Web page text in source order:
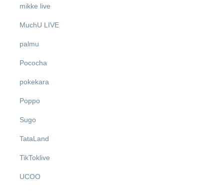
mikke live
MuchU LIVE
palmu
Pococha
pokekara
Poppo
Sugo
TataLand
TikToklive
UCOO